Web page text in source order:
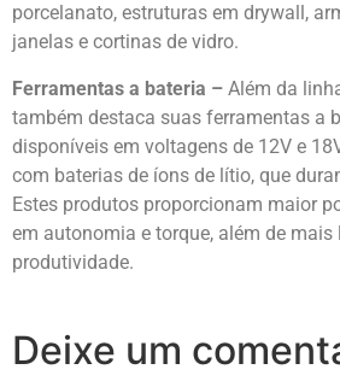
porcelanato, estruturas em drywall,
janelas e cortinas de vidro.
Ferramentas a bateria – Além da
também destaca suas ferramentas a
disponíveis em voltagens de 12V e
com baterias de íons de lítio, que
Estes produtos proporcionam maior
em autonomia e torque, além de mais
produtividade.
Deixe um